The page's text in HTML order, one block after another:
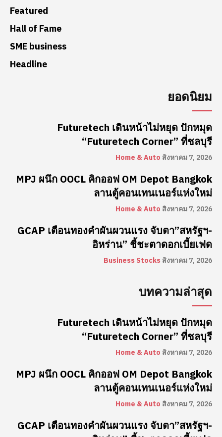
Featured
Hall of Fame
SME business
Headline
ยอดนิยม
Futuretech เดินหน้าไม่หยุด ปักหมุด
“Futuretech Corner” ที่ชลบุรี
Home & Auto สิงหาคม 7, 2026
MPJ ผนึก OOCL คิกออฟ OM Depot Bangkok
ลานตู้คอนเทนเนอร์แห่งใหม่
Home & Auto สิงหาคม 7, 2026
GCAP เตือนทองคำผันผวนแรง จับตา”สหรัฐฯ-
อิหร่าน” ชี้ชะตาดอกเบี้ยเฟด
Business Stocks สิงหาคม 7, 2026
บทความล่าสุด
Futuretech เดินหน้าไม่หยุด ปักหมุด
“Futuretech Corner” ที่ชลบุรี
Home & Auto สิงหาคม 7, 2026
MPJ ผนึก OOCL คิกออฟ OM Depot Bangkok
ลานตู้คอนเทนเนอร์แห่งใหม่
Home & Auto สิงหาคม 7, 2026
GCAP เตือนทองคำผันผวนแรง จับตา”สหรัฐฯ-